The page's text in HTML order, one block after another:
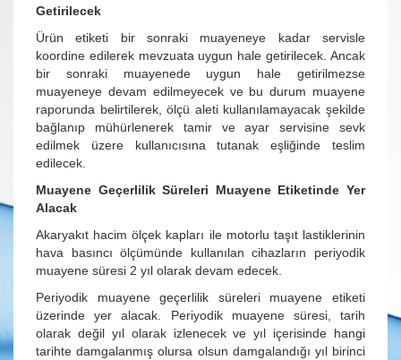
Getirilecek
Ürün etiketi bir sonraki muayeneye kadar servisle
koordine edilerek mevzuata uygun hale getirilecek. Ancak
bir sonraki muayenede uygun hale getirilmezse
muayeneye devam edilmeyecek ve bu durum muayene
raporunda belirtilerek, ölçü aleti kullanılamayacak şekilde
bağlanıp mühürlenerek tamir ve ayar servisine sevk
edilmek üzere kullanıcısına tutanak eşliğinde teslim
edilecek.
Muayene Geçerlilik Süreleri Muayene Etiketinde Yer
Alacak
Akaryakıt hacim ölçek kapları ile motorlu taşıt lastiklerinin
hava basıncı ölçümünde kullanılan cihazların periyodik
muayene süresi 2 yıl olarak devam edecek.
Periyodik muayene geçerlilik süreleri muayene etiketi
üzerinde yer alacak. Periyodik muayene süresi, tarih
olarak değil yıl olarak izlenecek ve yıl içerisinde hangi
tarihte damgalanmış olursa olsun damgalandığı yıl birinci